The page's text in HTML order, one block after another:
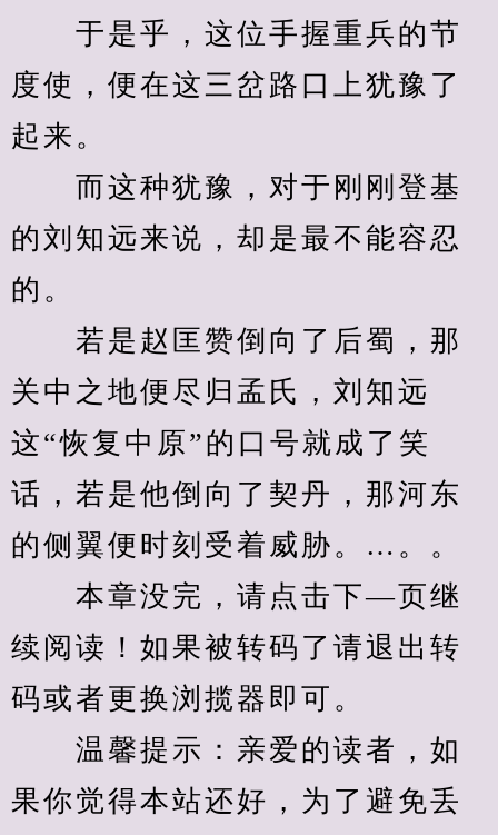
于是乎，这位手握重兵的节
度使，便在这三岔路口上犹豫了
起来。
而这种犹豫，对于刚刚登基
的刘知远来说，却是最不能容忍
的。
若是赵匡赞倒向了后蜀，那
关中之地便尽归孟氏，刘知远
这“恢复中原”的口号就成了笑
话，若是他倒向了契丹，那河东
的侧翼便时刻受着威胁。…。。
本章没完，请点击下—页继
续阅读！如果被转码了请退出转
码或者更换浏揽器即可。
温馨提示：亲爱的读者，如
果你觉得本站还好，为了避免丢